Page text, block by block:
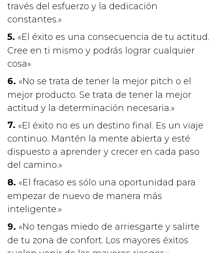
través del esfuerzo y la dedicación
constantes.»
«El éxito es una consecuencia de tu actitud.
Cree en ti mismo y podrás lograr cualquier
cosa»
«No se trata de tener la mejor pitch o el
mejor producto. Se trata de tener la mejor
actitud y la determinación necesaria.»
«El éxito no es un destino final. Es un viaje
continuo. Mantén la mente abierta y esté
dispuesto a aprender y crecer en cada paso
del camino.»
«El fracaso es sólo una oportunidad para
empezar de nuevo de manera más
inteligente.»
«No tengas miedo de arriesgarte y salirte
de tu zona de confort. Los mayores éxitos